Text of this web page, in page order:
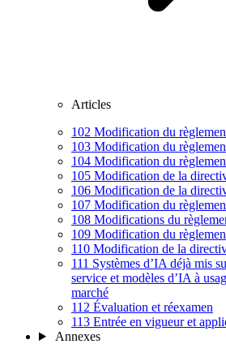
Articles
102 Modification du
103 Modification du
104 Modification du
105 Modification de la
106 Modification de la
107 Modification du
108 Modifications du
109 Modification du
110 Modification de la
111 Systèmes d’IA déjà mis
service et modèles d’IA à
marché
112 Évaluation et réexamen
113 Entrée en vigueur et
Annexes